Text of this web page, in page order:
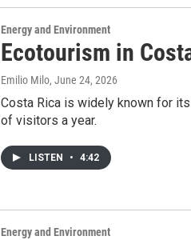
Energy and Environment
Ecotourism in
Emilio Milo, June 24, 2026
Costa Rica is widely known for
of visitors a year.
LISTEN • 4:42
Energy and Environment